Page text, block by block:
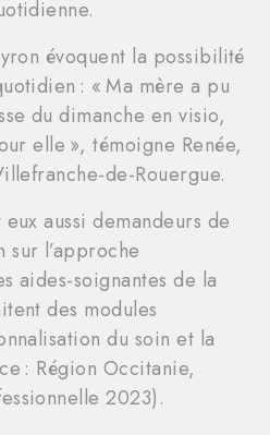
évoquent la possibilité
: « Ma mère a pu
du dimanche en visio,
elle », témoigne Renée,
de-Rouergue.
aussi demandeurs de
sur l’approche
aides-soignantes de la
des modules
du soin et la
: Région Occitanie,
2023).